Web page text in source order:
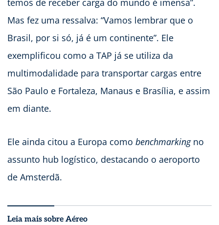
temos de receber carga do mundo é imensa”.
Mas fez uma ressalva: “Vamos lembrar que o
Brasil, por si só, já é um continente”. Ele
exemplificou como a TAP já se utiliza da
multimodalidade para transportar cargas entre
São Paulo e Fortaleza, Manaus e Brasília, e assim
em diante.
Ele ainda citou a Europa como benchmarking no
assunto hub logístico, destacando o aeroporto
de Amsterdã.
Leia mais sobre Aéreo